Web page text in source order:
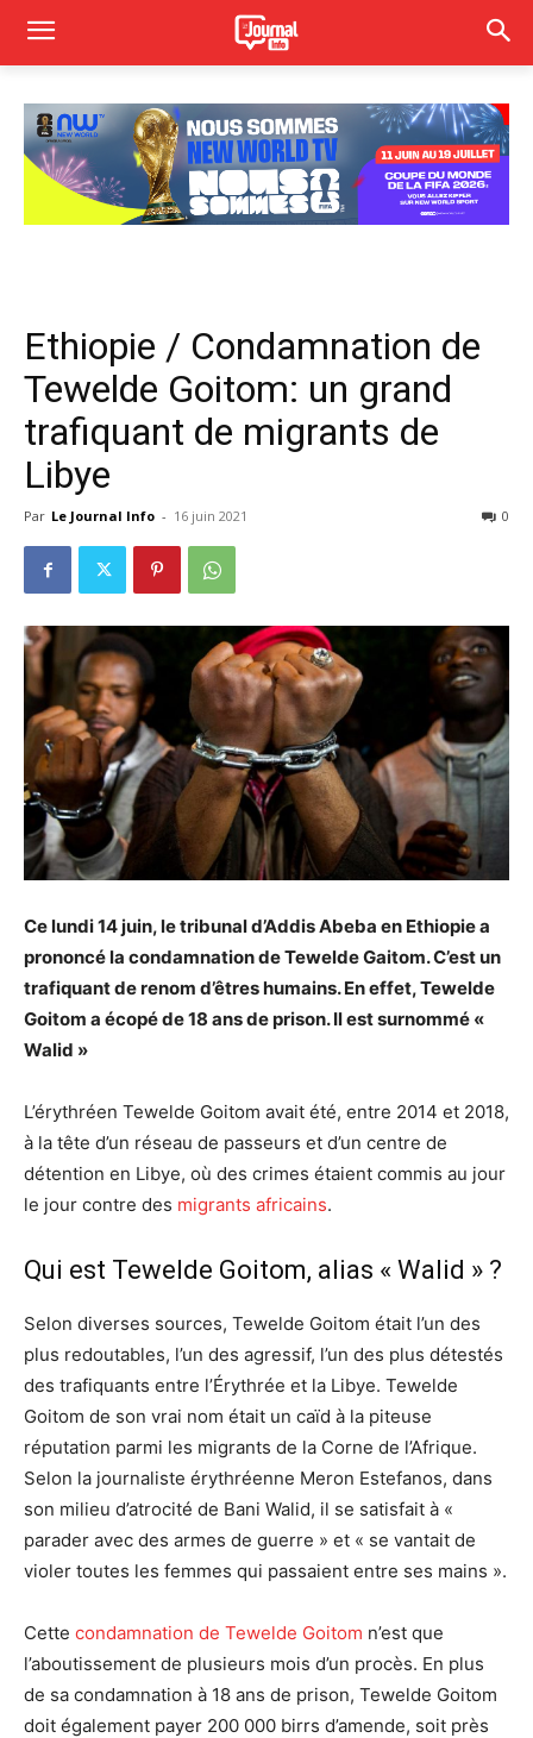
Ethiopie / Condamnation de
Tewelde Goitom: un grand
trafiquant de migrants de
Libye
Par Le Journal Info - 16 juin 2021 0
Ce lundi 14 juin, le tribunal d’Addis Abeba en Ethiopie a
prononcé la condamnation de Tewelde Gaitom. C’est un
trafiquant de renom d’êtres humains. En effet, Tewelde
Goitom a écopé de 18 ans de prison. Il est surnommé «
Walid »
L’érythréen Tewelde Goitom avait été, entre 2014 et 2018,
à la tête d’un réseau de passeurs et d’un centre de
détention en Libye, où des crimes étaient commis au jour
le jour contre des migrants africains.
Qui est Tewelde Goitom, alias « Walid » ?
Selon diverses sources, Tewelde Goitom était l’un des
plus redoutables, l’un des agressif, l’un des plus détestés
des trafiquants entre l’Érythrée et la Libye. Tewelde
Goitom de son vrai nom était un caïd à la piteuse
réputation parmi les migrants de la Corne de l’Afrique.
Selon la journaliste érythréenne Meron Estefanos, dans
son milieu d’atrocité de Bani Walid, il se satisfait à «
parader avec des armes de guerre » et « se vantait de
violer toutes les femmes qui passaient entre ses mains ».
Cette condamnation de Tewelde Goitom n’est que
l’aboutissement de plusieurs mois d’un procès. En plus
de sa condamnation à 18 ans de prison, Tewelde Goitom
doit également payer 200 000 birrs d’amende, soit près